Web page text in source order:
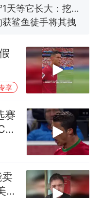
鲨鱼徒手将其拽
直呼震惊 （视频
头放菜刀的女孩，
“跟我回家”改写了
享
赛
罗
专